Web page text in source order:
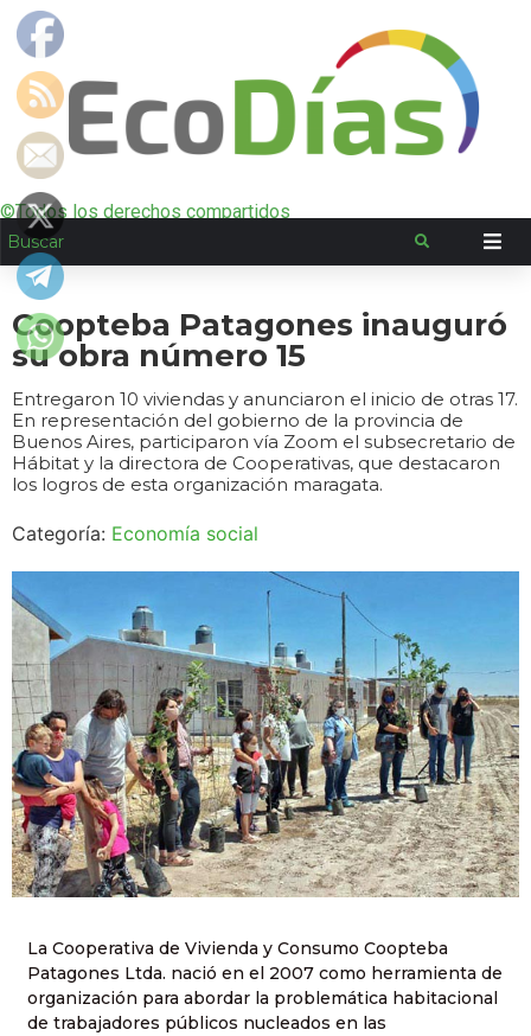
©Todos los derechos compartidos
Coopteba Patagones inauguró
su obra número 15
Entregaron 10 viviendas y anunciaron el inicio de otras 17.
En representación del gobierno de la provincia de
Buenos Aires, participaron vía Zoom el subsecretario de
Hábitat y la directora de Cooperativas, que destacaron
los logros de esta organización maragata.
Categoría: Economía social
La Cooperativa de Vivienda y Consumo Coopteba
Patagones Ltda. nació en el 2007 como herramienta de
organización para abordar la problemática habitacional
de trabajadores públicos nucleados en las